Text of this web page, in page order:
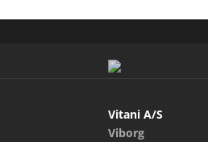
Vitani A/S
Viborg